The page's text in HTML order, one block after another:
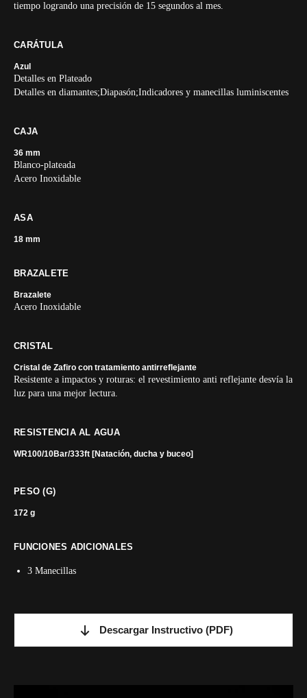
tiempo logrando una precisión de 15 segundos al mes.
CARÁTULA
Azul
Detalles en Plateado
Detalles en diamantes;Diapasón;Indicadores y manecillas luminiscentes
CAJA
36 mm
Blanco-plateada
Acero Inoxidable
ASA
18 mm
BRAZALETE
Brazalete
Acero Inoxidable
CRISTAL
Cristal de Zafiro con tratamiento antirreflejante
Resistente a impactos y roturas: el revestimiento anti reflejante desvía la
luz para una mejor lectura.
RESISTENCIA AL AGUA
WR100/10Bar/333ft [Natación, ducha y buceo]
PESO (G)
172 g
FUNCIONES ADICIONALES
3 Manecillas
Descargar Instructivo (PDF)